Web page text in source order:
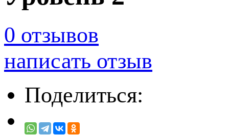
0 отзывов
написать отзыв
Поделиться: